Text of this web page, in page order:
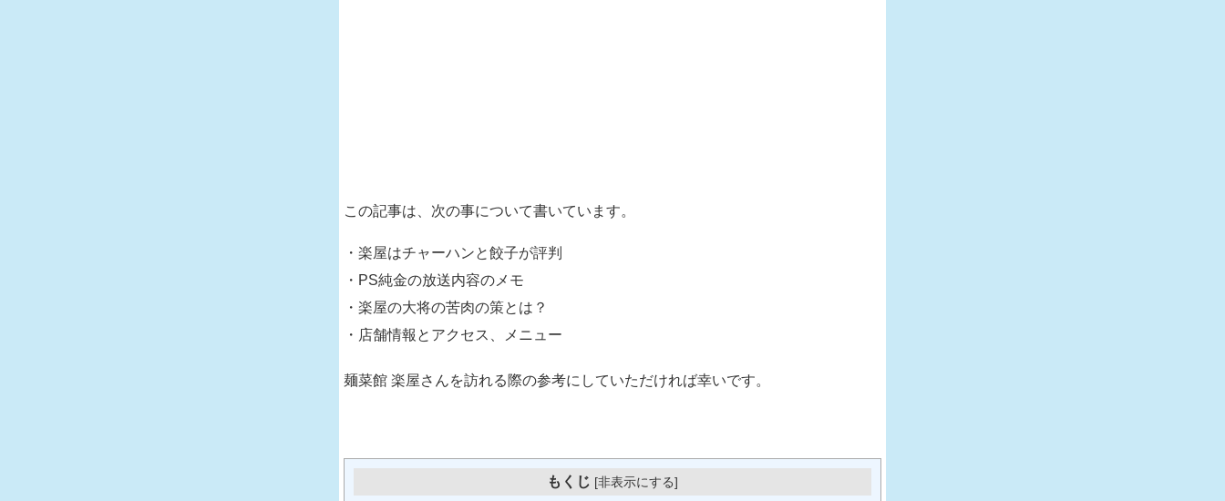
この記事は、次の事について書いています。
・楽屋はチャーハンと餃子が評判
・PS純金の放送内容のメモ
・楽屋の大将の苦肉の策とは？
・店舗情報とアクセス、メニュー
麺菜館 楽屋さんを訪れる際の参考にしていただければ幸いです。
もくじ [非表示にする]